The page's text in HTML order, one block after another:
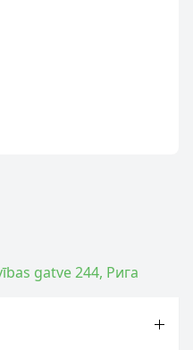
gatve 244, Рига